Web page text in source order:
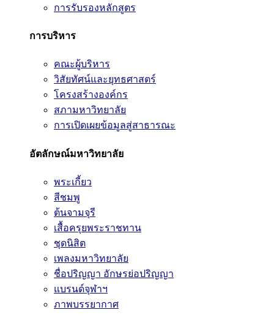
การรับรองหลักสูตร
การบริหาร
คณะผู้บริหาร
วิสัยทัศน์และยุทธศาสตร์
โครงสร้างองค์กร
สภามหาวิทยาลัย
การเปิดเผยข้อมูลสู่สาธารณะ
อัตลักษณ์มหาวิทยาลัย
พระเกี้ยว
สีชมพู
ต้นจามจุรี
เสื้อครุยพระราชทาน
ชุดนิสิต
เพลงมหาวิทยาลัย
ชื่อปริญญา อักษรย่อปริญญา
แบรนด์จุฬาฯ
ภาพบรรยากาศ